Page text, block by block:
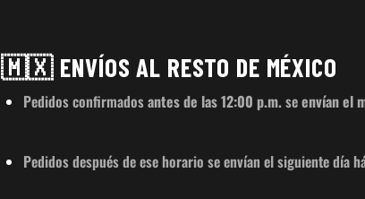
🇲🇽 ENVÍOS AL RESTO DE MÉXICO
Pedidos confirmadosantes de las 12:00 p.m.seenvían el
Pedidos después de ese horario se envían el siguiente día